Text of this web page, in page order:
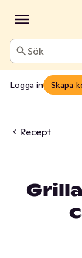
Sök
Logga in Skapa
Recept